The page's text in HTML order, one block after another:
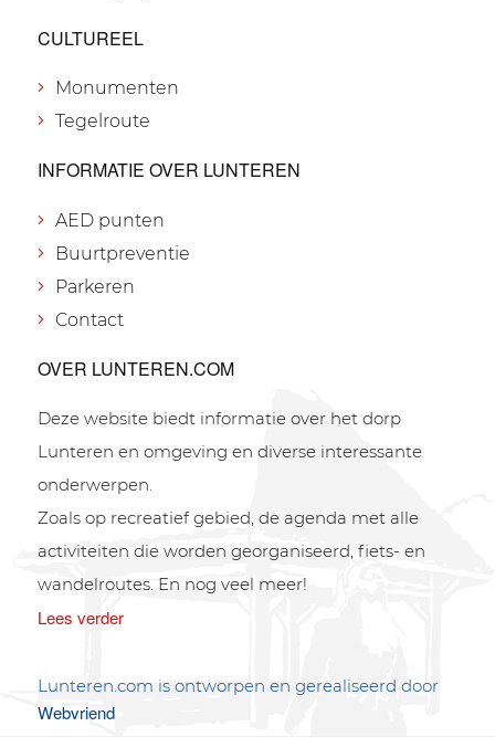
CULTUREEL
Monumenten
Tegelroute
INFORMATIE OVER LUNTEREN
AED punten
Buurtpreventie
Parkeren
Contact
OVER LUNTEREN.COM
Deze website biedt informatie over het dorp
Lunteren en omgeving en diverse interessante
onderwerpen.
Zoals op recreatief gebied, de agenda met alle
activiteiten die worden georganiseerd, fiets- en
wandelroutes. En nog veel meer!
Lees verder
Lunteren.com is ontworpen en gerealiseerd door
Webvriend